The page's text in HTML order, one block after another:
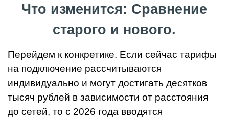
Что изменится: Сравнение
старого и нового.
Перейдем к конкретике. Если сейчас тарифы
на подключение рассчитываются
индивидуально и могут достигать десятков
тысяч рублей в зависимости от расстояния
до сетей, то с 2026 года вводятся